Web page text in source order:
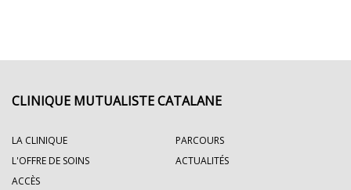
CLINIQUE MUTUALISTE CATALANE
LA CLINIQUE
PARCOURS
L'OFFRE DE SOINS
ACTUALITÉS
ACCÈS